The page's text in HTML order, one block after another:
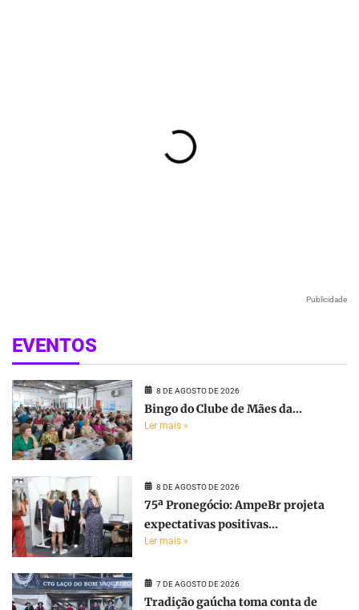
Publicidade
EVENTOS
8 DE AGOSTO DE 2026
Bingo do Clube de Mães da...
Ler mais »
8 DE AGOSTO DE 2026
75ª Pronegócio: AmpeBr projeta
expectativas positivas...
Ler mais »
7 DE AGOSTO DE 2026
Tradição gaúcha toma conta de